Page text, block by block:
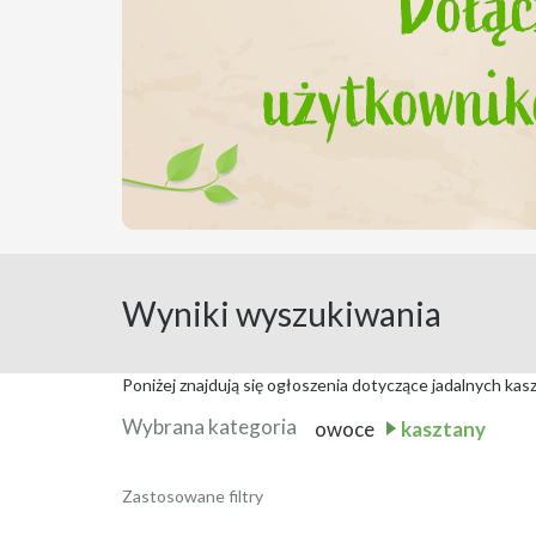
Wyniki wyszukiwania
Poniżej znajdują się ogłoszenia dotyczące jadalnych
Sprzedam i Kupię
Wybrana kategoria owoce kasztany
Zastosowane filtry